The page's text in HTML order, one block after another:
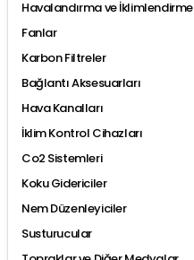
Havalandırma ve İklimlendirme
Fanlar
Karbon Filtreler
Bağlantı Aksesuarları
Hava Kanalları
İklim Kontrol Cihazları
Co2 Sistemleri
Koku Gidericiler
Nem Düzenleyiciler
Susturucular